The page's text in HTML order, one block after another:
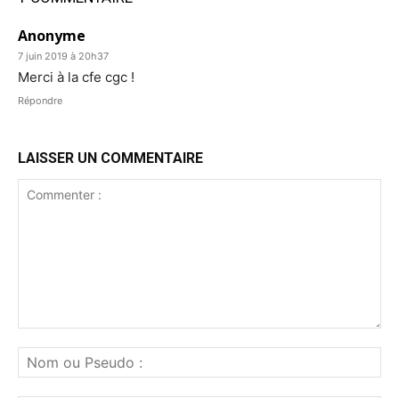
Anonyme
7 juin 2019 à 20h37
Merci à la cfe cgc !
Répondre
LAISSER UN COMMENTAIRE